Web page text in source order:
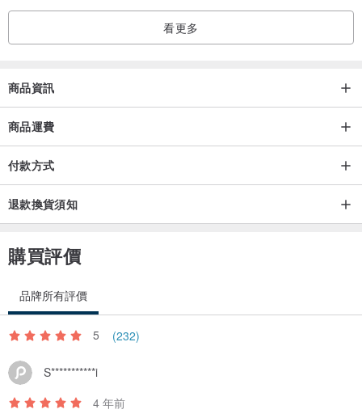
看更多
商品資訊
商品運費
付款方式
退款換貨須知
購買評價
品牌所有評價
5 (232)
S***********i
4 年前